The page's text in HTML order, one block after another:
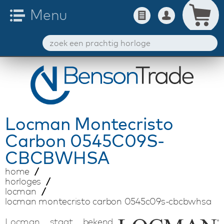
Locman Montecristo
Carbon 0545C09S-
CBCBWHSA
home
horloges
locman
locman montecristo carbon 0545c09s-cbcbwhsa